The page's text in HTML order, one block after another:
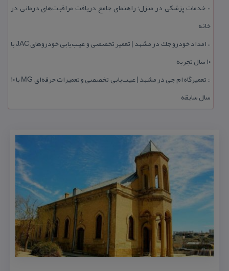
:: خدمات پزشكی در منزل؛ راهنمای جامع دریافت مراقبت‌های درمانی در
خانه
::
امداد خودرو جك در مشهد | تعمیر تخصصی و عیب‌یابی خودروهای JAC با
۱۰ سال تجربه
::
تعمیرگاه ام جی در مشهد | عیب‌یابی تخصصی و تعمیرات حرفه‌ای MG با ۱۰
سال سابقه